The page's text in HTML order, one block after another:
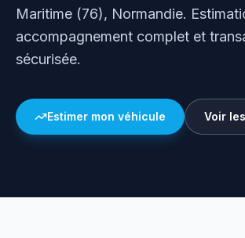
Maritime (76), Normandie.
accompagnement complet et
sécurisée.
Estimer mon véhicule Voir